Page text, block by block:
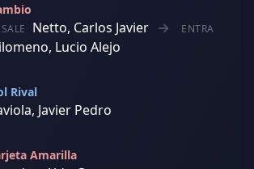
SALE Netto, Carlos Javier ENTRA
Lucio Alejo
Rival
Javier Pedro
Amarilla